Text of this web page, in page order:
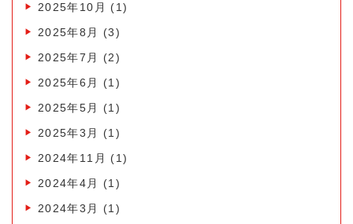
2025年10月
(1)
2025年8月
(3)
2025年7月
(2)
2025年6月
(1)
2025年5月
(1)
2025年3月
(1)
2024年11月
(1)
2024年4月
(1)
2024年3月
(1)